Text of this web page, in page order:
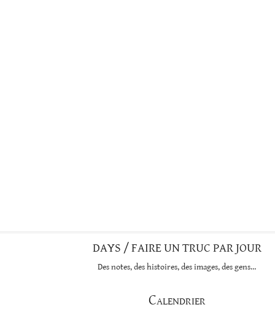
DAYS / FAIRE UN TRUC PAR JOUR
Des notes, des histoires, des images, des gens…
Calendrier